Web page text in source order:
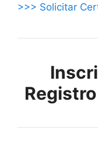
>>> Solicitar